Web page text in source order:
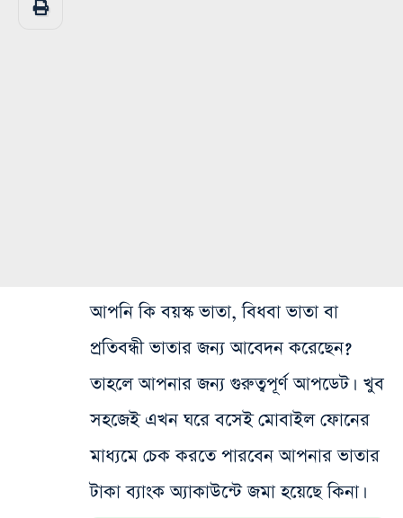
আপনি কি বয়স্ক ভাতা, বিধবা ভাতা বা
প্রতিবন্ধী ভাতার জন্য আবেদন করেছেন?
তাহলে আপনার জন্য গুরুত্বপূর্ণ আপডেট। খুব
সহজেই এখন ঘরে বসেই মোবাইল ফোনের
মাধ্যমে চেক করতে পারবেন আপনার ভাতার
টাকা ব্যাংক অ্যাকাউন্টে জমা হয়েছে কিনা।